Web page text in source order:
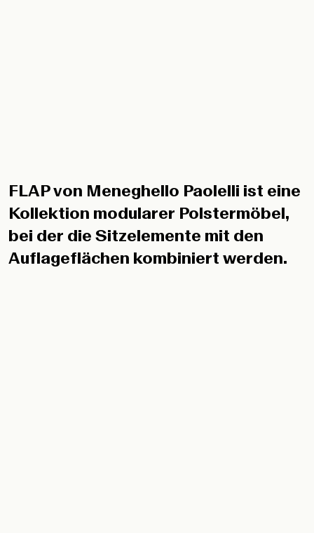
Kollektion modularer Polstermöbel,
bei der die Sitzelemente mit den
Auflageflächen kombiniert werden.